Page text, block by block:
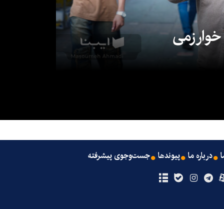
درباره ما پیوندها جست‌وجوی پیشرفته